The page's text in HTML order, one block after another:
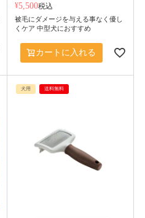
¥5,500税込
被毛にダメージを与える事なく優し
くケア 中型犬におすすめ
カートに入れる
犬用 送料無料